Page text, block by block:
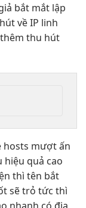
bắt mắt lập
về IP linh
thu hút
hosts mượtấn
hiệu quả cao
thì tên bắt
sẽ trỏ tức thì